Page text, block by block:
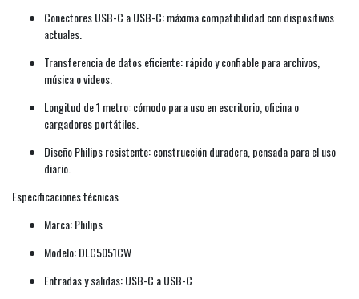
Conectores USB-C a USB-C: máxima compatibilidad con dispositivos
actuales.
Transferencia de datos eficiente: rápido y confiable para archivos,
música o videos.
Longitud de 1 metro: cómodo para uso en escritorio, oficina o
cargadores portátiles.
Diseño Philips resistente: construcción duradera, pensada para el uso
diario.
Especificaciones técnicas
Marca: Philips
Modelo: DLC5051CW
Entradas y salidas: USB-C a USB-C